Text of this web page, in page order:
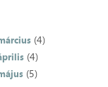
(4)
(4)
(5)